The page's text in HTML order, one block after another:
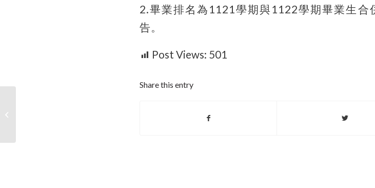
2.畢業排名為1121學期與1122學期畢業生合
告。
Post Views: 501
Share this entry